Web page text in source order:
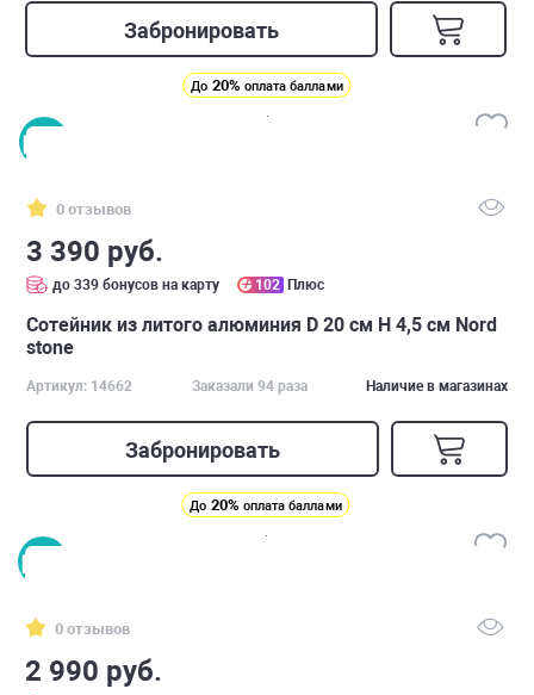
Забронировать
До 20% оплата баллами
0 отзывов
3 390 руб.
до 339 бонусов на карту 102 Плюс
Сотейник из литого алюминия D 20 см H 4,5 см Nord
stone
Артикул: 14662 Заказали 94 раза Наличие в магазинах
Забронировать
До 20% оплата баллами
0 отзывов
2 990 руб.